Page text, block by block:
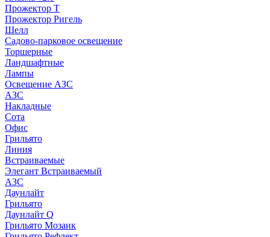
Прожектор Т
Прожектор Ригель
Шелл
Садово-парковое освещение
Торшерные
Ландшафтные
Лампы
Освещение АЗС
АЗС
Накладные
Сота
Офис
Грильято
Линия
Встраиваемые
Элегант Встраиваемый
АЗС
Даунлайт
Грильято
Даунлайт Q
Грильято Мозаик